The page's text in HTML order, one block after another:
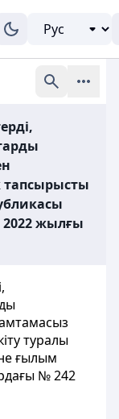
тапсырысты
2022 жылғы
туралы
ғылым
№ 242